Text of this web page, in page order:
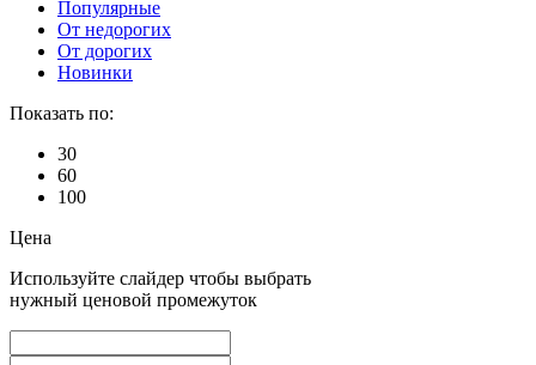
Популярные
От недорогих
От дорогих
Новинки
Показать по:
30
60
100
Цена
Используйте слайдер чтобы выбрать
нужный ценовой промежуток